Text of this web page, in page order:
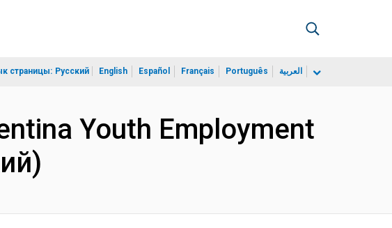
страницы: Русский English Español Français Português العربية
Youth Employment